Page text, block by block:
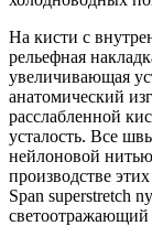
На кисти с
рельефная
увеличивающая
анатомический
расслабленной
усталость. Все
нейлоновой
производстве
Span superstretch
светоотражающий